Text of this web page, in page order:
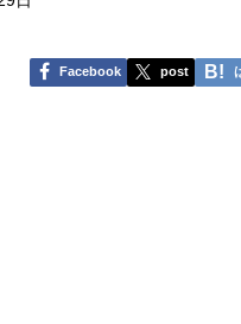
Facebook post